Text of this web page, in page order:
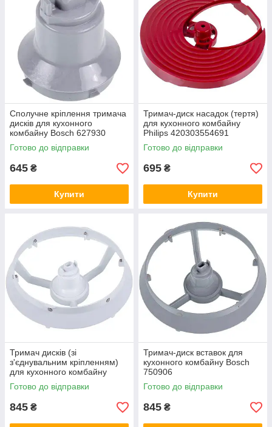
Продаж товарів сайту здійснюється по всій території України.
Сполучне кріплення тримача
дисків для кухонного
комбайну Bosch 627930
Готово до відправки
645 ₴
Купити
Тримач-диск насадок (тертя)
для кухонного комбайну
Philips 420303554691
Готово до відправки
695 ₴
Купити
Тримач дисків (зі
з'єднувальним кріпленням)
для кухонного комбайну
Bosch 65630
Готово до відправки
845 ₴
Тримач-диск вставок для
кухонного комбайну Bosch
750906
Готово до відправки
845 ₴